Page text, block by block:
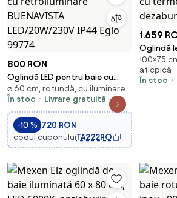
800 RON
Oglindă LED pentru baie cu
retroiluminare BUENAVISTA
LED/20W/230V IP44 Eglo 99774
⌀ 60 cm, rotundă, cu iluminare
În stoc
Livrare gratuită
-10 % 720 RON
codul cuponuluiTA222RO
1.659
Oglindă
75x100cm
100×75
aticpică
În stoc